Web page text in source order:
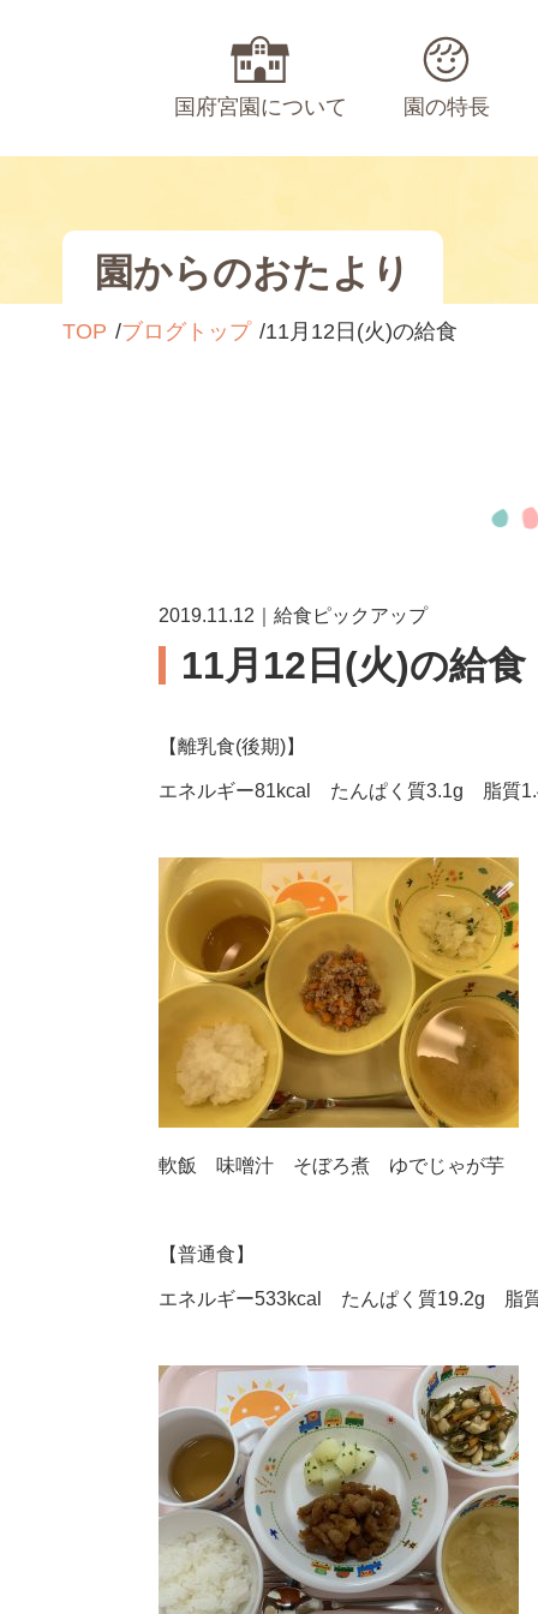
国府宮園について 園の特長
園からのおたより
TOP ブログトップ 11月12日(火)の給食
2019.11.12｜給食ピックアップ
11月12日(火)の給食
【離乳食(後期)】
エネルギー81kcal たんぱく質3.1g 脂質
軟飯 味噌汁 そぼろ煮 ゆでじゃが芋
【普通食】
エネルギー533kcal たんぱく質19.2g 脂